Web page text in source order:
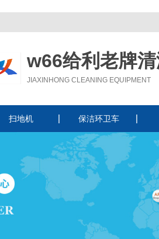
w66给利老牌
JIAXINHONG CLEANING EQUIPMENT
扫地机
手推式扫地机
保洁环卫车